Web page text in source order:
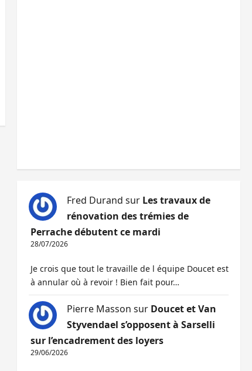
Fred Durand sur Les travaux de
rénovation des trémies de
Perrache débutent ce mardi
28/07/2026
Je crois que tout le travaille de l équipe Doucet est
à annular où à revoir ! Bien fait pour…
Pierre Masson sur Doucet et Van
Styvendael s’opposent à Sarselli
sur l’encadrement des loyers
29/06/2026